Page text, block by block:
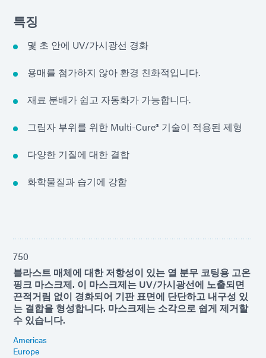
특징
몇 초 안에 UV/가시광선 경화
용매를 첨가하지 않아 환경 친화적입니다.
재료 분배가 쉽고 자동화가 가능합니다.
그림자 부위를 위한 Multi-Cure® 기술이 적용된 제형
다양한 기질에 대한 결합
화학물질과 습기에 강함
750
블라스트 매체에 대한 저항성이 있는 열 분무 코팅용 고온
핑크 마스크제. 이 마스크제는 UV/가시광선에 노출되면
끈적거림 없이 경화되어 기판 표면에 단단하고 내구성 있
는 결합을 형성합니다. 마스크제는 소각으로 쉽게 제거할
수 있습니다.
Americas
Europe